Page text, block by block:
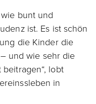
bunt und
ist. Es ist schön
die Kinder die
und wie sehr die
lobt
in